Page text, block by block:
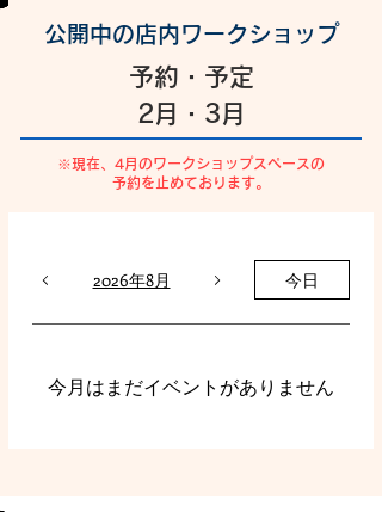
公開中の店内ワークショップ
予約・予定
2月・3月
​※現在、4月のワークショップスペースの
予約を止めております。
2026年8月 今日
今月はまだイベントがありません